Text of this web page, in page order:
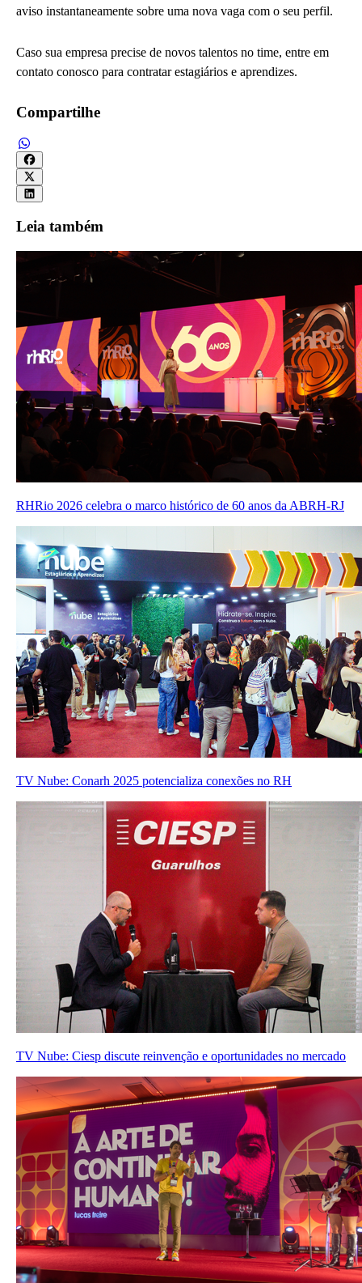
aviso instantaneamente sobre uma nova vaga com o seu perfil.
Caso sua empresa precise de novos talentos no time, entre em
contato conosco para contratar estagiários e aprendizes.
Compartilhe
Leia também
RHRio 2026 celebra o marco histórico de 60 anos da ABRH-RJ
TV Nube: Conarh 2025 potencializa conexões no RH
TV Nube: Ciesp discute reinvenção e oportunidades no mercado